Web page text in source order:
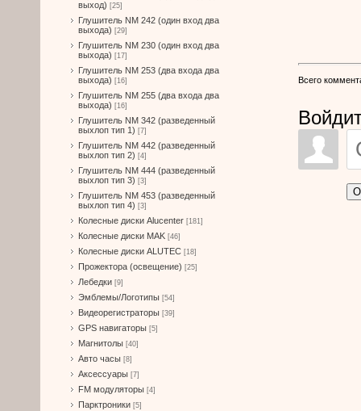
выход) [25]
Глушитель NM 242 (один вход два
выхода) [29]
Глушитель NM 230 (один вход два
выхода) [17]
Глушитель NM 253 (два входа два
выхода) [16]
Глушитель NM 255 (два входа два
выхода) [16]
Глушитель NM 342 (разведенный
выхлоп тип 1) [7]
Глушитель NM 442 (разведенный
выхлоп тип 2) [4]
Глушитель NM 444 (разведенный
выхлоп тип 3) [3]
Глушитель NM 453 (разведенный
выхлоп тип 4) [3]
Колесные диски Alucenter [181]
Колесные диски MAK [46]
Колесные диски ALUTEC [18]
Прожектора (освещение) [25]
Лебедки [9]
Эмблемы/Логотипы [54]
Видеорегистраторы [39]
GPS навигаторы [5]
Магнитолы [40]
Авто часы [8]
Аксессуары [7]
FM модуляторы [4]
Парктроники [5]
Всего